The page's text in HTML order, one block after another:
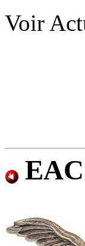
Voir